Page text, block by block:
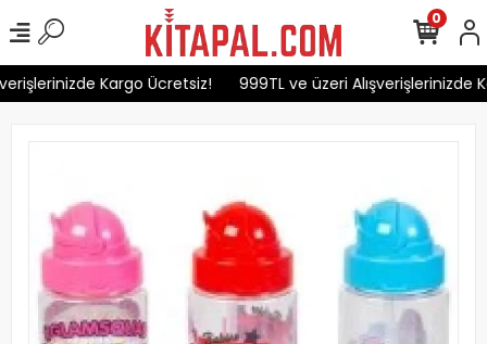
Kargo Ücretsiz! 999TL ve üzeri Alışverişlerinizde
0